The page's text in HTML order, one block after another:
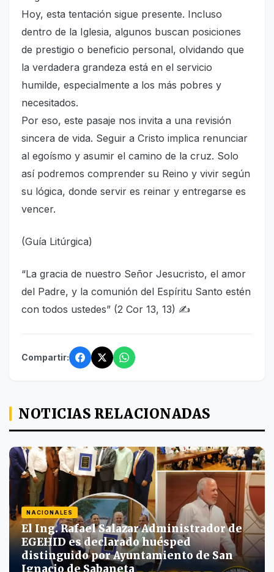
Hoy, esta tentación sigue presente. Incluso
dentro de la Iglesia, algunos buscan posiciones
de prestigio o beneficio personal, olvidando que
la verdadera grandeza está en el servicio
humilde, especialmente a los más pobres y
necesitados.
Por eso, este pasaje nos invita a una revisión
sincera de vida. Seguir a Cristo implica renunciar
al egoísmo y asumir el camino de la cruz. Solo
así podremos comprender su Reino y vivir según
su lógica, donde servir es reinar y entregarse es
vencer.
(Guía Litúrgica)
“La gracia de nuestro Señor Jesucristo, el amor
del Padre, y la comunión del Espíritu Santo estén
con todos ustedes” (2 Cor 13, 13) ✍
Compartir:
NOTICIAS RELACIONADAS
NACIONALES
El Ing. Rafael Salazar Administrador de
EGEHID es declarado huésped
distinguido por Ayuntamiento de San
Ignacio de Sabaneta